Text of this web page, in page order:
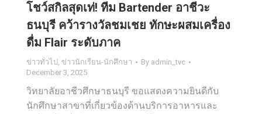
โชว์สกิลสุดเท่! ทีม Bartender อาชีวะ
ธนบุรี คว้ารางวัลชมเชย ทักษะผสมเครื่อง
ดื่ม Flair ระดับภาค
ข่าวทั่วไป, ข่าวนักเรียน-นักศึกษา By admin_tvc
December 3, 2025
วิทยาลัยอาชีวศึกษาธนบุรี ขอแสดงความยินดีกับ
นักศึกษาสาขาที่เกี่ยวข้องด้านบริการอาหารและ